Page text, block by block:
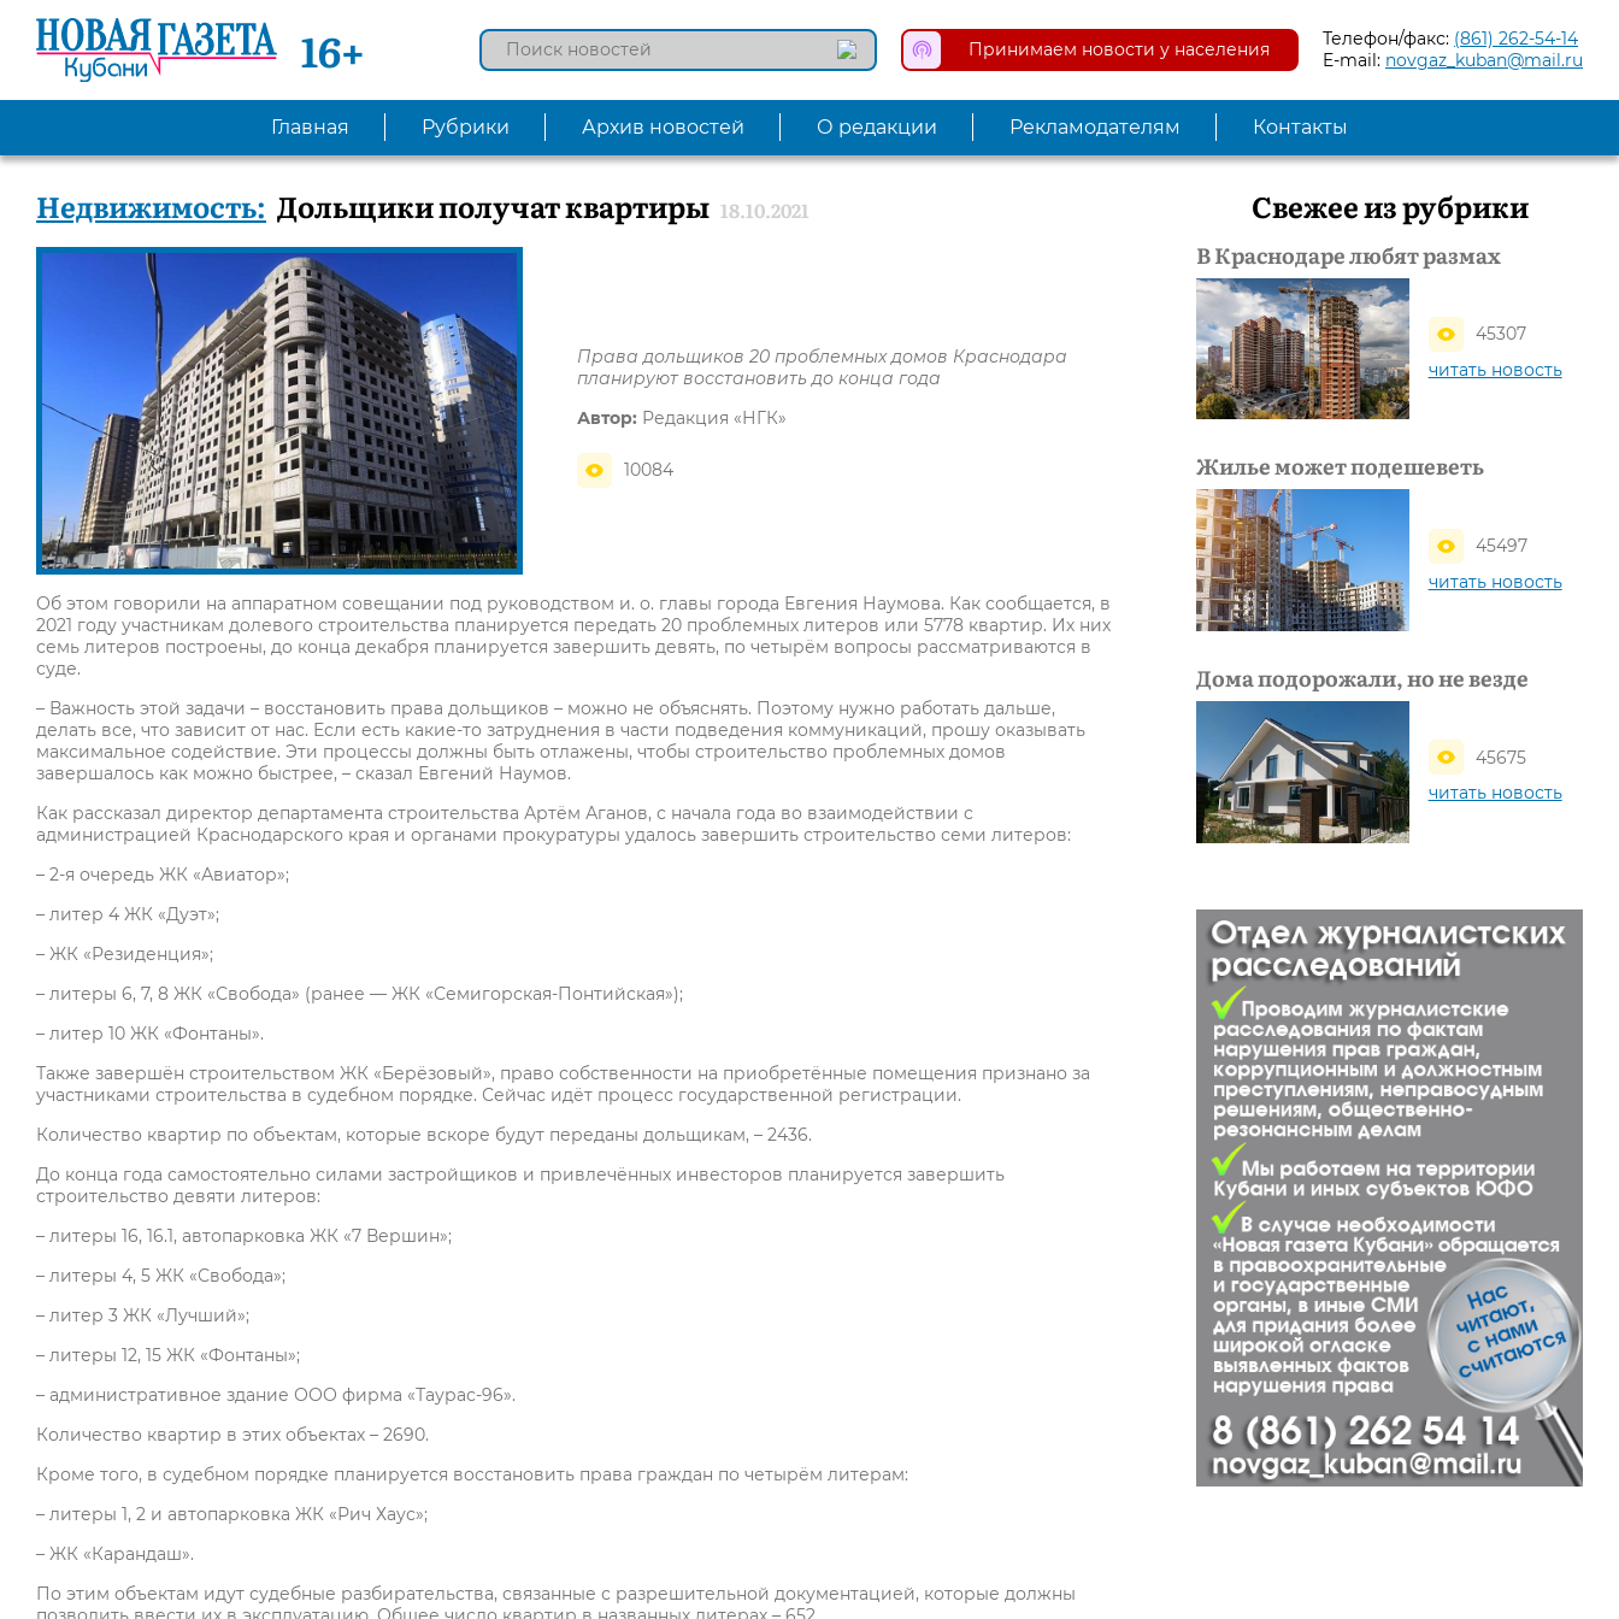
16+ Принимаем новости у населения Телефон/факс: (861) 262-54-14
E-mail: novgaz_kuban@mail.ru
Главная Рубрики Архив новостей О редакции Рекламодателям Контакты
Недвижимость: Дольщики получат квартиры 18.10.2021
Права дольщиков 20 проблемных домов Краснодара
планируют восстановить до конца года
Автор: Редакция «НГК»
10084
Об этом говорили на аппаратном совещании под руководством и. о. главы города Евгения Наумова. Как сообщается, в
2021 году участникам долевого строительства планируется передать 20 проблемных литеров или 5778 квартир. Их них
семь литеров построены, до конца декабря планируется завершить девять, по четырём вопросы рассматриваются в
суде.
– Важность этой задачи – восстановить права дольщиков – можно не объяснять. Поэтому нужно работать дальше,
делать все, что зависит от нас. Если есть какие-то затруднения в части подведения коммуникаций, прошу оказывать
максимальное содействие. Эти процессы должны быть отлажены, чтобы строительство проблемных домов
завершалось как можно быстрее, – сказал Евгений Наумов.
Как рассказал директор департамента строительства Артём Аганов, с начала года во взаимодействии с
администрацией Краснодарского края и органами прокуратуры удалось завершить строительство семи литеров:
– 2-я очередь ЖК «Авиатор»;
– литер 4 ЖК «Дуэт»;
– ЖК «Резиденция»;
– литеры 6, 7, 8 ЖК «Свобода» (ранее — ЖК «Семигорская-Понтийская»);
– литер 10 ЖК «Фонтаны».
Также завершён строительством ЖК «Берёзовый», право собственности на приобретённые помещения признано за
участниками строительства в судебном порядке. Сейчас идёт процесс государственной регистрации.
Количество квартир по объектам, которые вскоре будут переданы дольщикам, – 2436.
До конца года самостоятельно силами застройщиков и привлечённых инвесторов планируется завершить
строительство девяти литеров:
– литеры 16, 16.1, автопарковка ЖК «7 Вершин»;
– литеры 4, 5 ЖК «Свобода»;
– литер 3 ЖК «Лучший»;
– литеры 12, 15 ЖК «Фонтаны»;
– административное здание ООО фирма «Таурас-96».
Количество квартир в этих объектах – 2690.
Кроме того, в судебном порядке планируется восстановить права граждан по четырём литерам:
– литеры 1, 2 и автопарковка ЖК «Рич Хаус»;
– ЖК «Карандаш».
По этим объектам идут судебные разбирательства, связанные с разрешительной документацией, которые должны
Свежее из рубрики
В Краснодаре любят размах
45307
читать новость
Жилье может подешеветь
45497
читать новость
Дома подорожали, но не везде
45675
читать новость